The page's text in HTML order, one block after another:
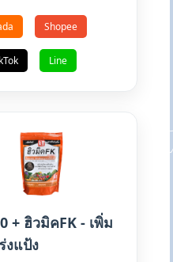
Shopee
Line
+ ฮิวมิคFK - เพิ่ม
งแป้ง